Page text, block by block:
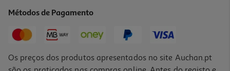
Métodos de Pagamento
Os preços dos produtos apresentados no site Auchan.pt